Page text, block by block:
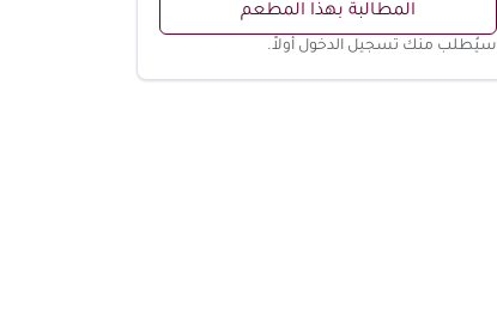
المطالبة بهذا المطعم
سيُطلب منك تسجيل الدخول أولاً.